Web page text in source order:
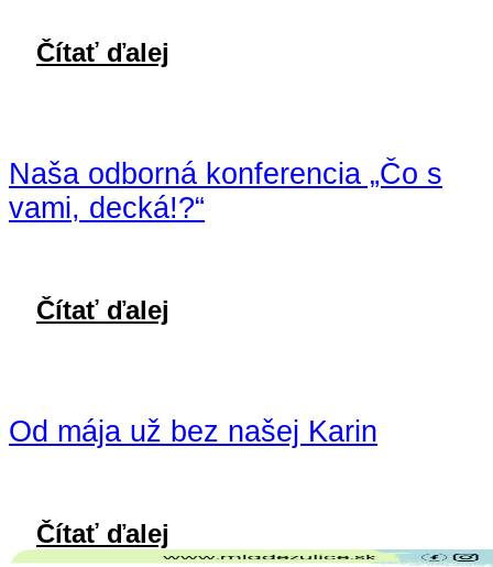
Čítať ďalej
Naša odborná konferencia „Čo s
vami, decká!?“
Čítať ďalej
Od mája už bez našej Karin
Čítať ďalej